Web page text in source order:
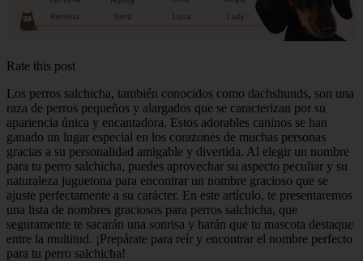
Rate this post
Los perros salchicha, también conocidos como dachshunds, son una
raza de perros pequeños y alargados que se caracterizan por su
apariencia única y encantadora. Estos adorables caninos se han
ganado un lugar especial en los corazones de muchas personas
gracias a su personalidad amigable y divertida. Al elegir un nombre
para tu perro salchicha, puedes aprovechar su aspecto peculiar y su
naturaleza juguetona para encontrar un nombre gracioso que se
ajuste perfectamente a su carácter. En este artículo, te presentaremos
una lista de nombres graciosos para perros salchicha, que
seguramente te sacarán una sonrisa y harán que tu mascota destaque
entre la multitud. ¡Prepárate para reír y encontrar el nombre perfecto
para tu perro salchicha!